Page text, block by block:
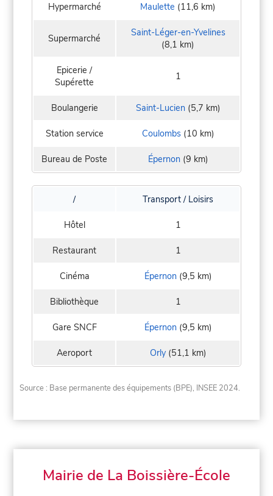
Hypermarché Maulette (11,6 km)
Supermarché
Saint-Léger-en-Yvelines
(8,1 km)
Epicerie /
Supérette
1
Boulangerie Saint-Lucien(5,7 km)
Station service Coulombs(10 km)
Bureau de Poste Épernon(9 km)
/ Transport / Loisirs
Hôtel 1
Restaurant 1
Cinéma Épernon(9,5 km)
Bibliothèque 1
Gare SNCF Épernon(9,5 km)
Aeroport Orly(51,1 km)
Source : Base permanente des équipements (BPE), INSEE 2024.
Mairie de La Boissière-École